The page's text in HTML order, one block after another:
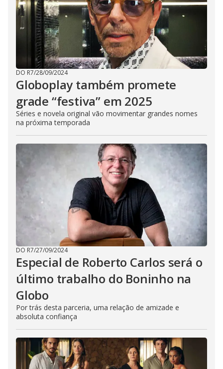
DO R7/28/09/2024
Globoplay também promete
grade “festiva” em 2025
Séries e novela original vão movimentar grandes nomes
na próxima temporada
DO R7/27/09/2024
Especial de Roberto Carlos será o
último trabalho do Boninho na
Globo
Por trás desta parceria, uma relação de amizade e
absoluta confiança